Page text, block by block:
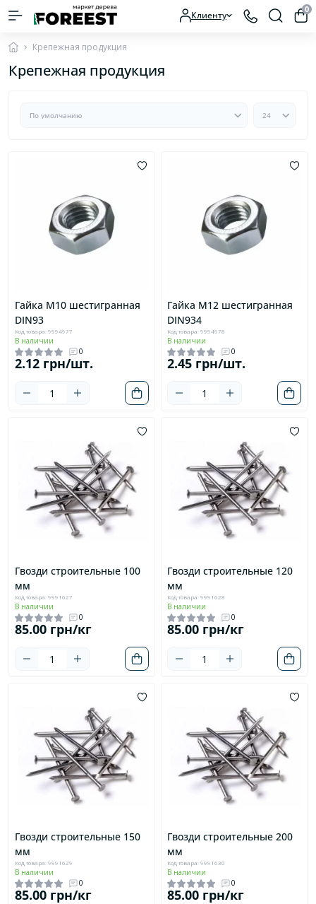
Клиенту 0
Крепежная продукция
Крепежная продукция
Гайка M10 шестигранная
DIN93
Код товара: 9994977
В наличии
0
2.12 грн/шт.
Гайка M12 шестигранная
DIN934
Код товара: 9994978
В наличии
0
2.45 грн/шт.
Гвозди строительные 100
мм
Код товара: 9991627
В наличии
0
85.00 грн/кг
Гвозди строительные 120
мм
Код товара: 9991628
В наличии
0
85.00 грн/кг
Гвозди строительные 150
мм
Код товара: 9991629
В наличии
0
85.00 грн/кг
Гвозди строительные 200
мм
Код товара: 9991630
В наличии
0
85.00 грн/кг